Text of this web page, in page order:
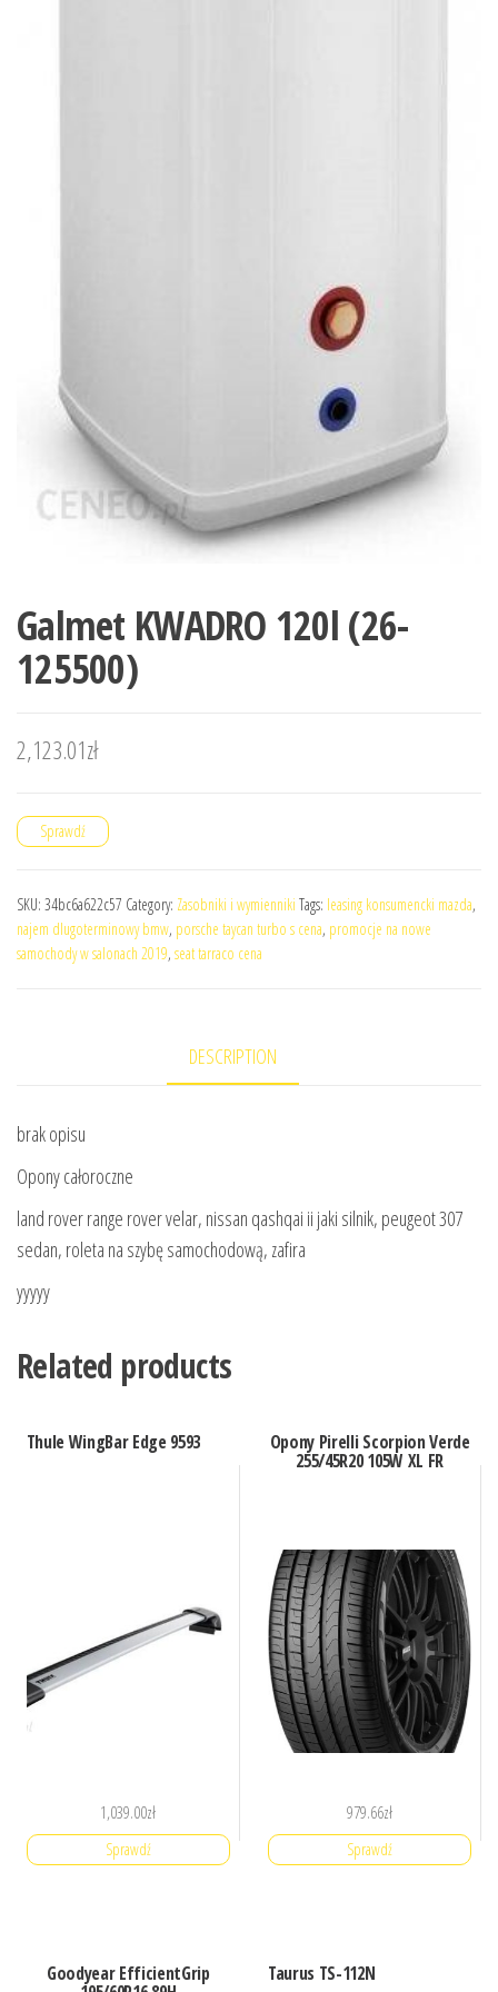
Galmet KWADRO 120l (26-
125500)
2,123.01zł
Sprawdź
SKU: 34bc6a622c57 Category: Zasobniki i wymienniki Tags: leasing konsumencki mazda,
najem dlugoterminowy bmw, porsche taycan turbo s cena, promocje na nowe
samochody w salonach 2019, seat tarraco cena
DESCRIPTION
brak opisu
Opony całoroczne
land rover range rover velar, nissan qashqai ii jaki silnik, peugeot 307
sedan, roleta na szybę samochodową, zafira
yyyyy
Related products
Thule WingBar Edge 9593
1,039.00zł
Sprawdź
Opony Pirelli Scorpion Verde
255/45R20 105W XL FR
979.66zł
Sprawdź
Goodyear EfficientGrip Taurus TS-112N